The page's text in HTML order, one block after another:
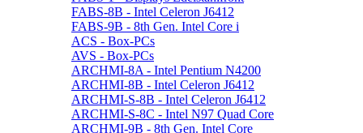
FABS-8B - Intel Celeron J6412
FABS-9B - 8th Gen. Intel Core i
ACS - Box-PCs
AVS - Box-PCs
ARCHMI-8A - Intel Pentium N4200
ARCHMI-8B - Intel Celeron J6412
ARCHMI-S-8B - Intel Celeron J6412
ARCHMI-S-8C - Intel N97 Quad Core
ARCHMI-9B - 8th Gen. Intel Core